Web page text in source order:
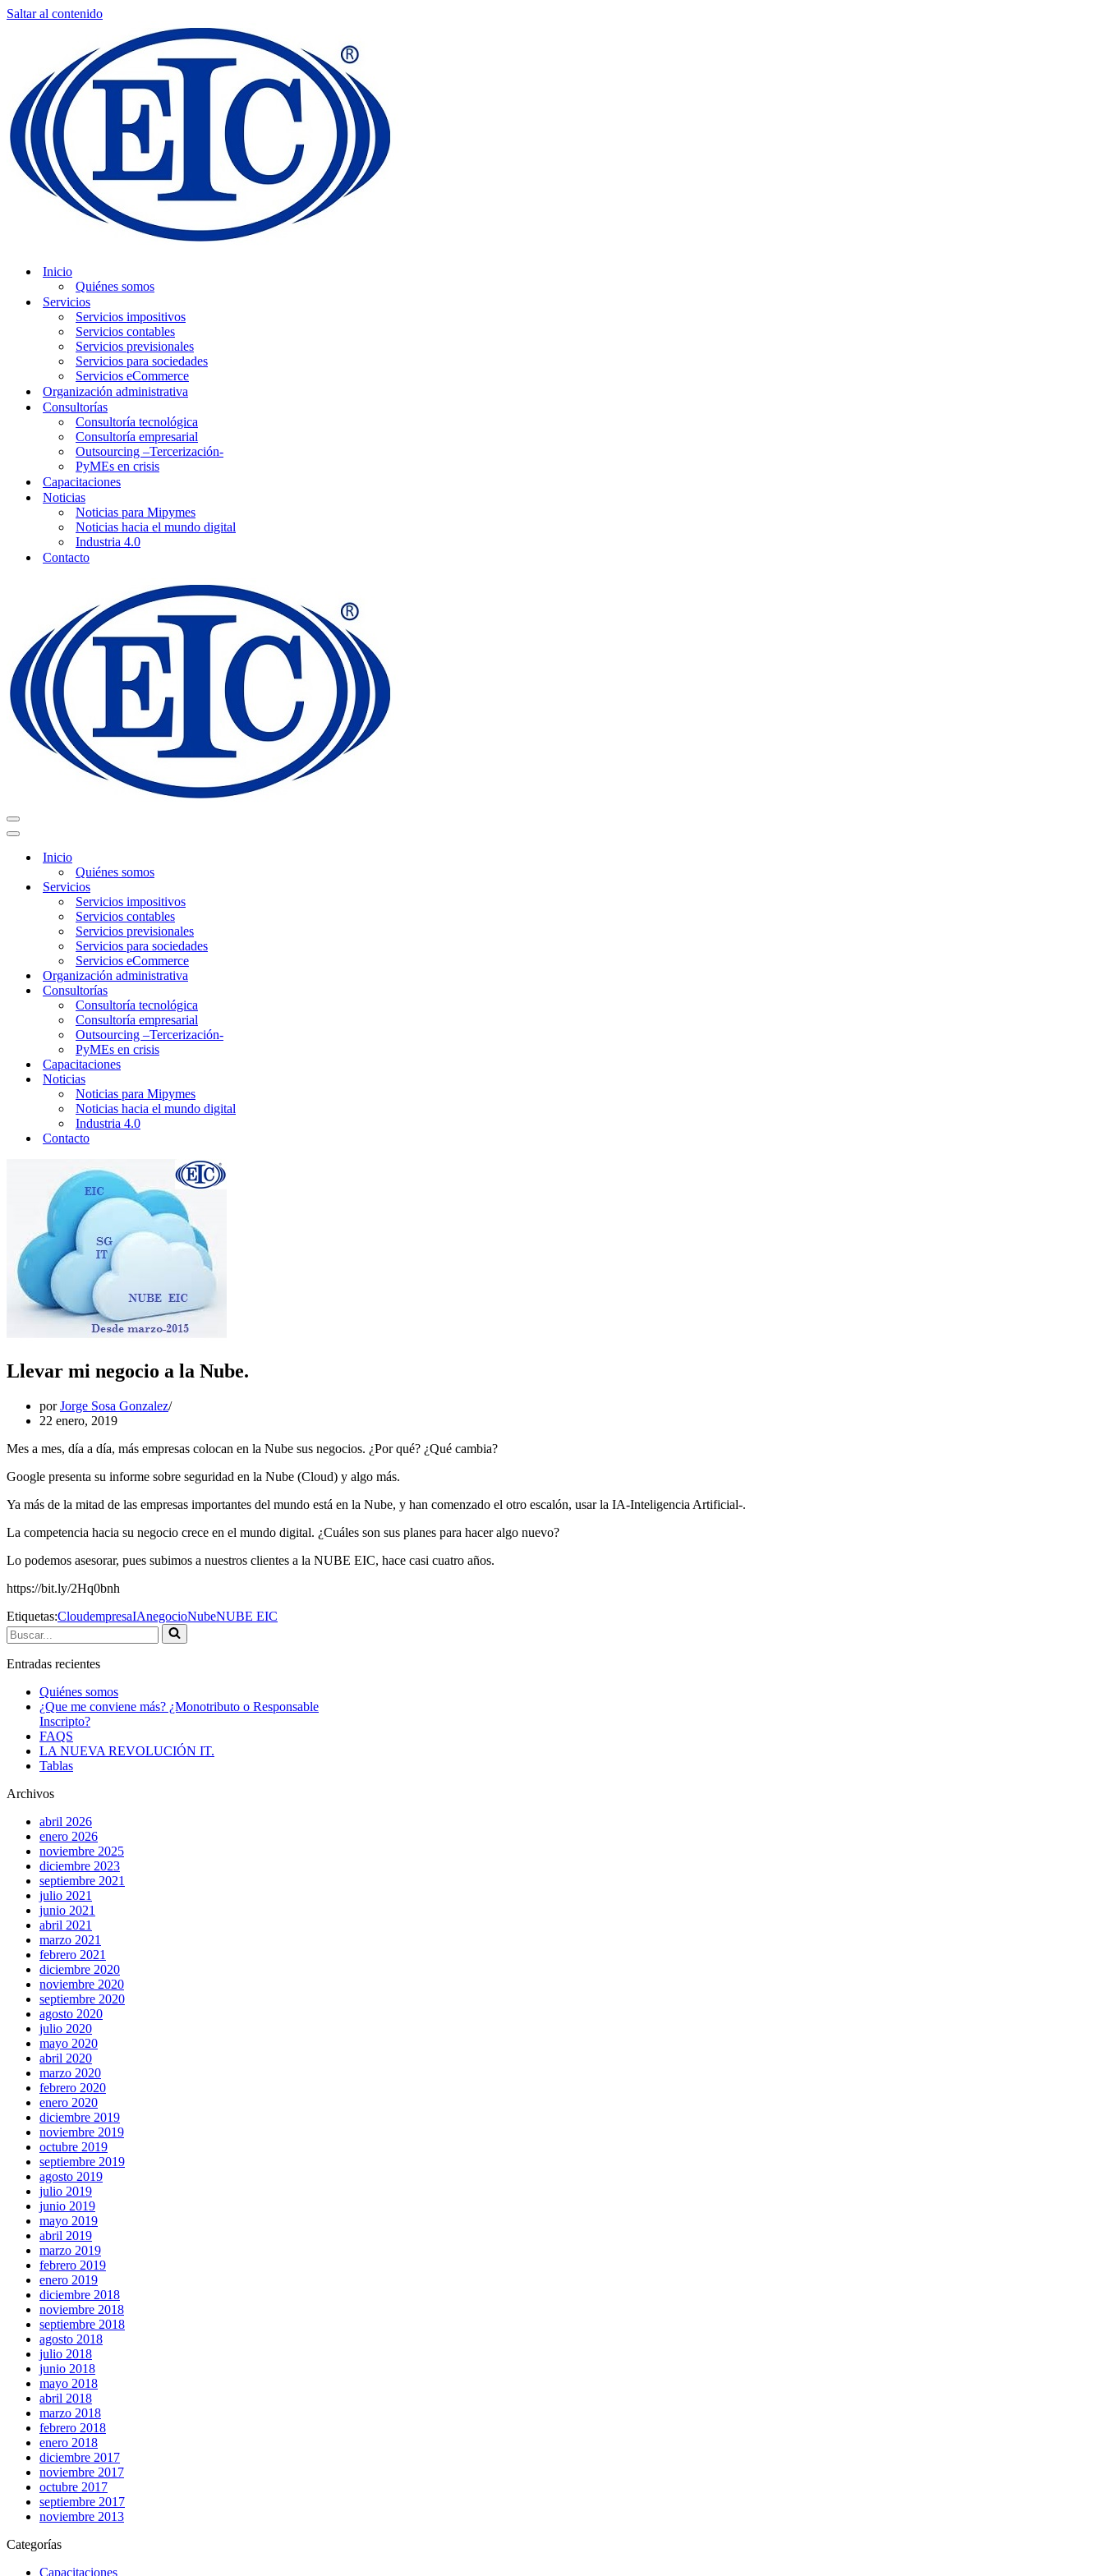
Saltar al contenido
Inicio
Quiénes somos
Servicios
Servicios impositivos
Servicios contables
Servicios previsionales
Servicios para sociedades
Servicios eCommerce
Organización administrativa
Consultorías
Consultoría tecnológica
Consultoría empresarial
Outsourcing –Tercerización-
PyMEs en crisis
Capacitaciones
Noticias
Noticias para Mipymes
Noticias hacia el mundo digital
Industria 4.0
Contacto
Menú
de
Menú
navegación
Inicio
Quiénes somos
Servicios
Servicios impositivos
Servicios contables
Servicios previsionales
Servicios para sociedades
Servicios eCommerce
Organización administrativa
Consultorías
Consultoría tecnológica
Consultoría empresarial
Outsourcing –Tercerización-
PyMEs en crisis
Capacitaciones
Noticias
Noticias para Mipymes
Noticias hacia el mundo digital
Industria 4.0
Contacto
Llevar mi negocio a la Nube.
porJorge Sosa Gonzalez
22 enero, 2019
Mes a mes, día a día, más empresas colocan en la Nube sus negocios. ¿Por qué? ¿Qué cambia?
Google presenta su informe sobre seguridad en la Nube (Cloud) y algo más.
Ya más de la mitad de las empresas importantes del mundo está en la Nube, y han comenzado el otro escalón, usar la IA-Inteligencia Artificial-.
La competencia hacia su negocio crece en el mundo digital. ¿Cuáles son sus planes para hacer algo nuevo?
Lo podemos asesorar, pues subimos a nuestros clientes a la NUBE EIC, hace casi cuatro años.
https://bit.ly/2Hq0bnh
Etiquetas:CloudempresaIAnegocioNubeNUBE EIC
Buscar...
Entradas recientes
Quiénes somos
¿Que me conviene más? ¿Monotributo o Responsable
Inscripto?
FAQS
LA NUEVA REVOLUCIÓN IT.
Tablas
Archivos
abril 2026
enero 2026
noviembre 2025
diciembre 2023
septiembre 2021
julio 2021
junio 2021
abril 2021
marzo 2021
febrero 2021
diciembre 2020
noviembre 2020
septiembre 2020
agosto 2020
julio 2020
mayo 2020
abril 2020
marzo 2020
febrero 2020
enero 2020
diciembre 2019
noviembre 2019
octubre 2019
septiembre 2019
agosto 2019
julio 2019
junio 2019
mayo 2019
abril 2019
marzo 2019
febrero 2019
enero 2019
diciembre 2018
noviembre 2018
septiembre 2018
agosto 2018
julio 2018
junio 2018
mayo 2018
abril 2018
marzo 2018
febrero 2018
enero 2018
diciembre 2017
noviembre 2017
octubre 2017
septiembre 2017
noviembre 2013
Categorías
Capacitaciones